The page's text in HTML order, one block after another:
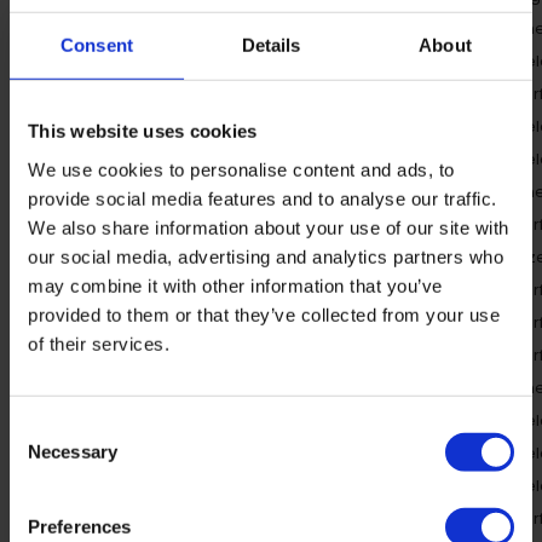
Consent Details About
This website uses cookies
We use cookies to personalise content and ads, to
provide social media features and to analyse our traffic.
We also share information about your use of our site with
our social media, advertising and analytics partners who
may combine it with other information that you’ve
provided to them or that they’ve collected from your use
of their services.
Selection
Necessary
Preferences
vol-
Buffalo
Cosy Villa
Buffalo
Easy Sofa
Buffalo
Conanti
vol-
Bull
Maschalke
Bull
Cartel Living
Buteroo
Jess Design
C Classic
Koinor
C Family
vol-
Cabo
Camel